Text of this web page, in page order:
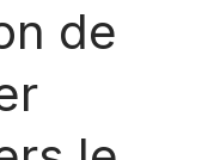
de